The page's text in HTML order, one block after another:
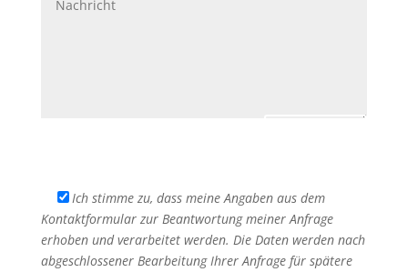
Ich stimme zu, dass meine Angaben aus dem
Kontaktformular zur Beantwortung meiner Anfrage
erhoben und verarbeitet werden. Die Daten werden nach
abgeschlossener Bearbeitung Ihrer Anfrage für spätere